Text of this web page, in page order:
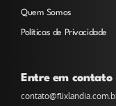
Quem Somos
Políticas de Privacidade
Entre em contato